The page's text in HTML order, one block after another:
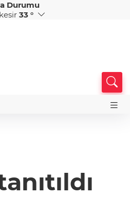
CAD
34,1883
Durumu
33 °